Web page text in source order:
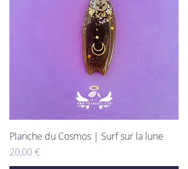
Planche du Cosmos | Surf sur la lune
Prix
20,00 €